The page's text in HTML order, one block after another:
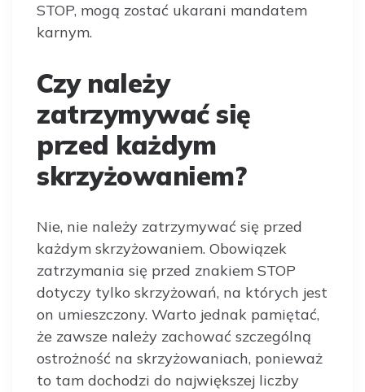
STOP, mogą zostać ukarani mandatem
karnym.
Czy należy
zatrzymywać się
przed każdym
skrzyżowaniem?
Nie, nie należy zatrzymywać się przed
każdym skrzyżowaniem. Obowiązek
zatrzymania się przed znakiem STOP
dotyczy tylko skrzyżowań, na których jest
on umieszczony. Warto jednak pamiętać,
że zawsze należy zachować szczególną
ostrożność na skrzyżowaniach, ponieważ
to tam dochodzi do największej liczby